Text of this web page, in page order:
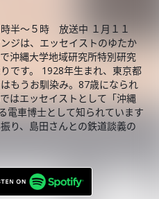
半～５時 放送中 １月１１
ジは、エッセイストのゆたか
沖縄大学地域研究所特別研究
です。 1928年生まれ、東京都
もうお馴染み。87歳になられ
はエッセイストとして「沖縄
電車博士として知られています
り、島田さんとの鉄道談義の